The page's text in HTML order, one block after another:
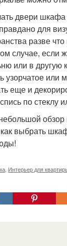
двери шкафа
для
разве
случае, если
или в другую
узорчатое или
еще и
по стеклу
обзор
выбрать
, Интерьер для